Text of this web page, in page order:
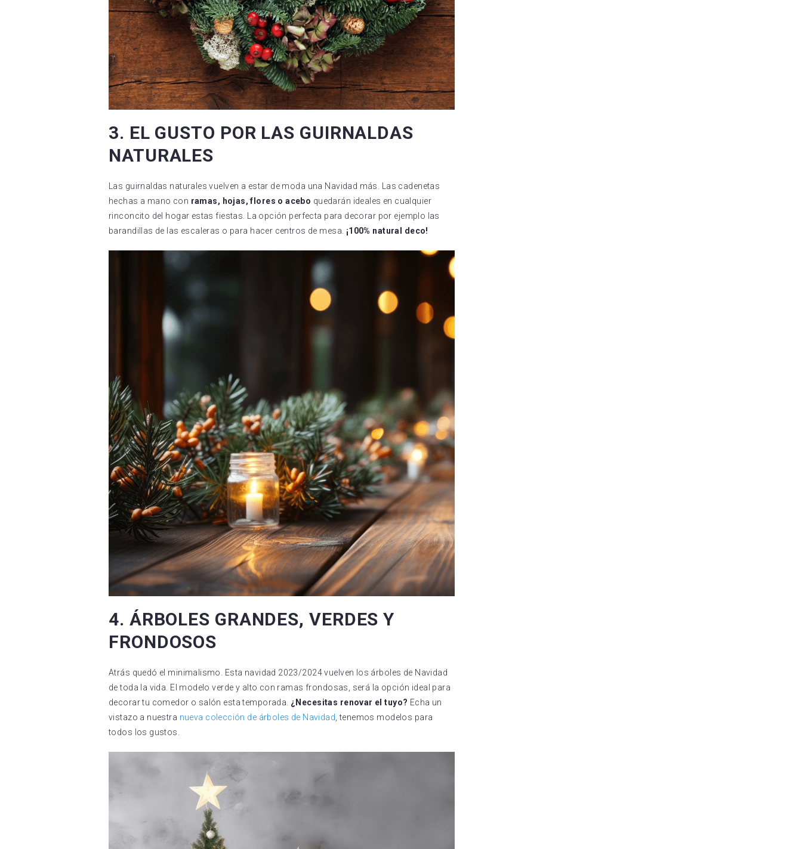
3. EL GUSTO POR LAS GUIRNALDAS
NATURALES
Las guirnaldas naturales vuelven a estar de moda una Navidad más. Las cadenetas
hechas a mano con ramas, hojas, flores o acebo quedarán ideales en cualquier
rinconcito del hogar estas fiestas. La opción perfecta para decorar por ejemplo las
barandillas de las escaleras o para hacer centros de mesa. ¡100% natural deco!
4. ÁRBOLES GRANDES, VERDES Y
FRONDOSOS
Atrás quedó el minimalismo. Esta navidad 2023/2024 vuelven los árboles de Navidad
de toda la vida. El modelo verde y alto con ramas frondosas, será la opción ideal para
decorar tu comedor o salón esta temporada. ¿Necesitas renovar el tuyo? Echa un
vistazo a nuestra nueva colección de árboles de Navidad , tenemos modelos para
todos los gustos.